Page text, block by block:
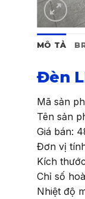
MÔ TẢ
Đèn
Mã sản
Tên sản
Giá bán:
Đơn vị
Kích
Chỉ số
Nhiệt độ